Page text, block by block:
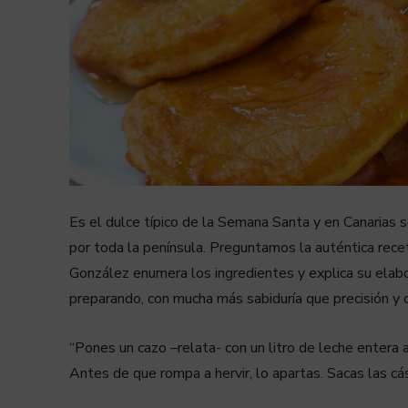
Es el dulce típico de la Semana Santa y en
por toda la península. Preguntamos la auténtica
González enumera los ingredientes y explica su
preparando, con mucha más sabiduría que precisión
“Pones un cazo –relata- con un litro de leche entera
Antes de que rompa a hervir, lo apartas. Sacas las